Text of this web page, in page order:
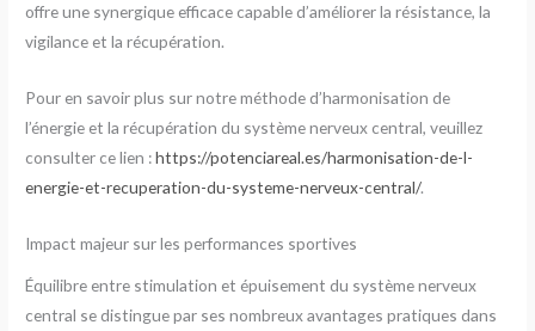
offre une synergique efficace capable d’améliorer la résistance, la
vigilance et la récupération.
Pour en savoir plus sur notre méthode d’harmonisation de
l’énergie et la récupération du système nerveux central, veuillez
consulter ce lien :https://potenciareal.es/harmonisation-de-l-
energie-et-recuperation-du-systeme-nerveux-central/.
Impact majeur sur les performances sportives
Équilibre entre stimulation et épuisement du système nerveux
central se distingue par ses nombreux avantages pratiques dans